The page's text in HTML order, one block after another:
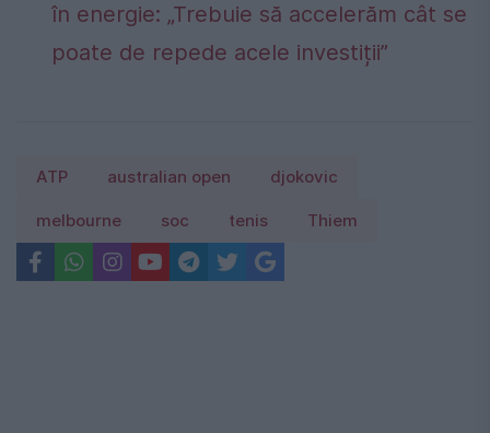
în energie: „Trebuie să accelerăm cât se
poate de repede acele investiții”
ATP australian open djokovic
melbourne soc tenis Thiem